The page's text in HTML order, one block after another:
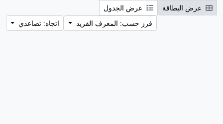
عرض البطاقة
عرض الجدول
فرز حسب: المعرف الفريد
اتجاه: تصاعدي